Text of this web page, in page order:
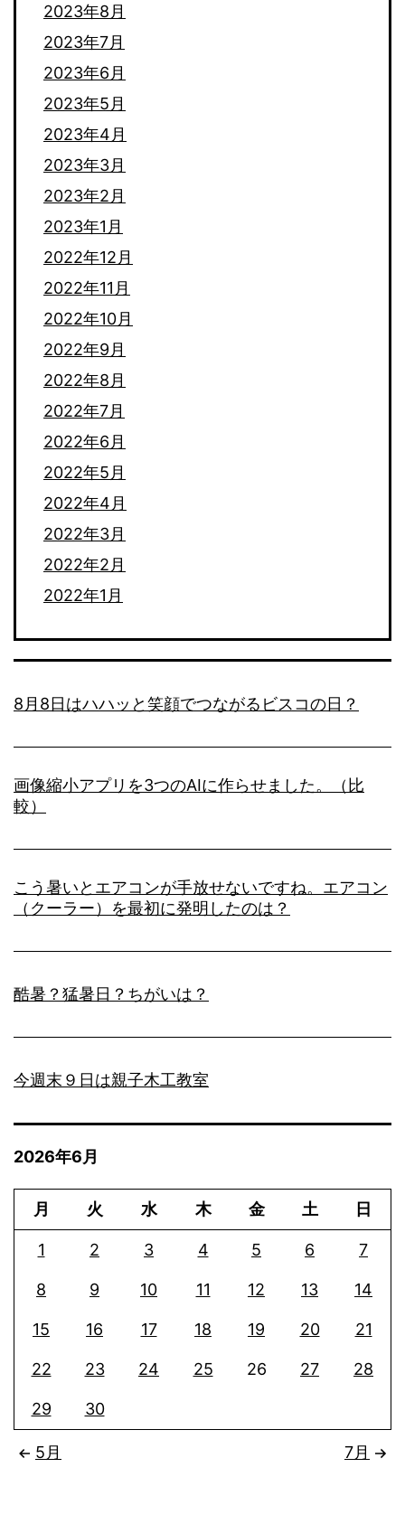
2023年8月
2023年7月
2023年6月
2023年5月
2023年4月
2023年3月
2023年2月
2023年1月
2022年12月
2022年11月
2022年10月
2022年9月
2022年8月
2022年7月
2022年6月
2022年5月
2022年4月
2022年3月
2022年2月
2022年1月
8月8日はハハッと笑顔でつながるビスコの日？
画像縮小アプリを3つのAIに作らせました。（比
較）
こう暑いとエアコンが手放せないですね。エアコン
（クーラー）を最初に発明したのは？
酷暑？猛暑日？ちがいは？
今週末９日は親子木工教室
2026年6月
月 火 水 木 金 土 日
1 2 3 4 5 6 7
8 9 10 11 12 13 14
15 16 17 18 19 20 21
22 23 24 25 26 27 28
29 30
5月 7月